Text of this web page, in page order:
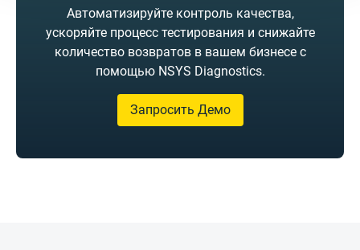
Автоматизируйте контроль качества,
ускоряйте процесс тестирования и снижайте
количество возвратов в вашем бизнесе с
помощью NSYS Diagnostics.
Запросить Демо